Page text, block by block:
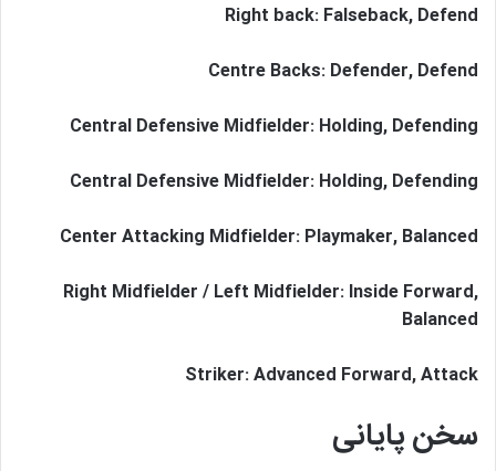
Right back: Falseback, Defend
Centre Backs: Defender, Defend
Central Defensive Midfielder: Holding, Defending
Central Defensive Midfielder: Holding, Defending
Center Attacking Midfielder: Playmaker, Balanced
Right Midfielder / Left Midfielder: Inside Forward,
Balanced
Striker: Advanced Forward, Attack
سخن پایانی